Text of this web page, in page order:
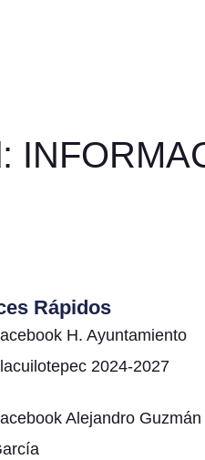
Rápidos
H. Ayuntamiento
2024-2027
Alejandro Guzmán